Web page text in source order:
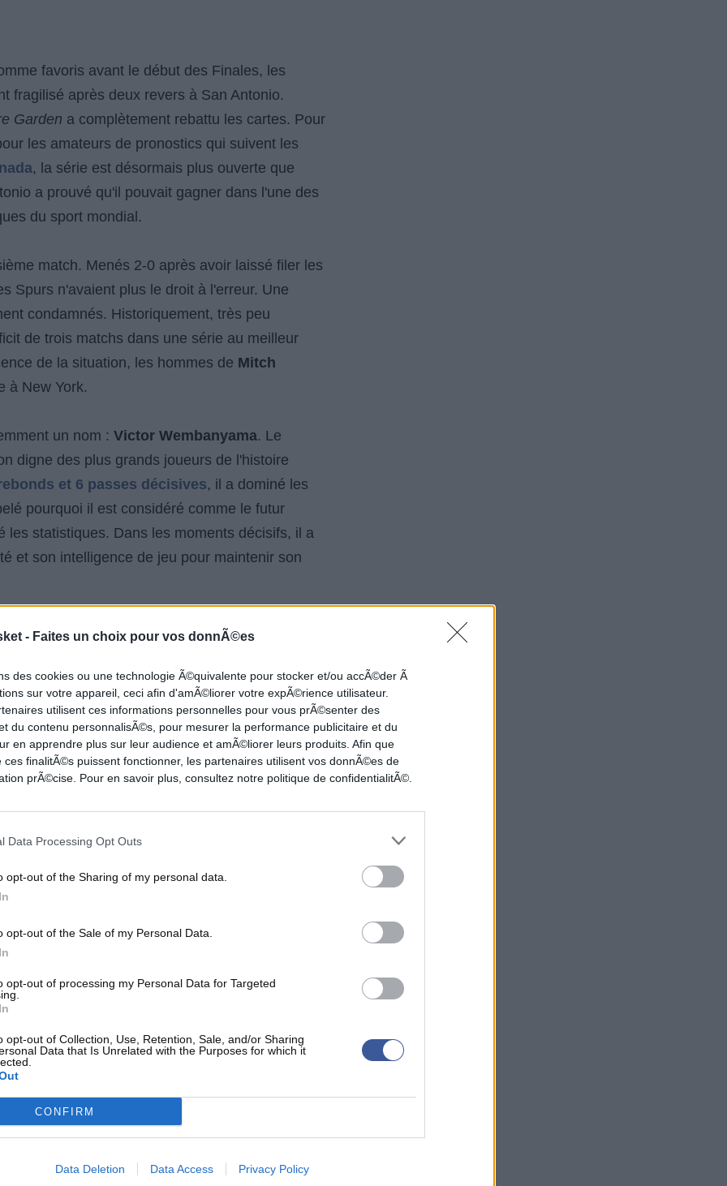
- Faites un choix pour vos donnÃ©es
des cookies ou une technologie Ã©quivalente pour stocker et/ou accÃ©der Ã
sur votre appareil, ceci afin d'amÃ©liorer votre expÃ©rience utilisateur.
utilisent ces informations personnelles pour vous prÃ©senter des
du contenu personnalisÃ©s, pour mesurer la performance publicitaire et du
en apprendre plus sur leur audience et amÃ©liorer leurs produits. Afin que
ces finalitÃ©s puissent fonctionner, les partenaires utilisent vos donnÃ©es de
prÃ©cise. Pour en savoir plus, consultez notre politique de confidentialitÃ©.
Data Processing Opt Outs
opt-out of the Sharing of my personal data.
opt-out of the Sale of my Personal Data.
opt-out of processing my Personal Data for Targeted
opt-out of Collection, Use, Retention, Sale, and/or Sharing
Data that Is Unrelated with the Purposes for which it
CONFIRM
Data Deletion Data Access Privacy Policy
favoris avant le début des Finales, les
fragilisé après deux revers à San Antonio.
Garden a complètement rebattu les cartes. Pour
les amateurs de pronostics qui suivent les
, la série est désormais plus ouverte que
a prouvé qu'il pouvait gagner dans l'une des
du sport mondial.
match. Menés 2-0 après avoir laissé filer les
Spurs n'avaient plus le droit à l'erreur. Une
condamnés. Historiquement, très peu
de trois matchs dans une série au meilleur
de la situation, les hommes de Mitch
à New York.
un nom : Victor Wembanyama. Le
digne des plus grands joueurs de l'histoire
et 6 passes décisives, il a dominé les
pourquoi il est considéré comme le futur
les statistiques. Dans les moments décisifs, il a
et son intelligence de jeu pour maintenir son
de Wembanyama serait injuste. Les
sophomore
décisives dans le quatrième quart-temps.
au tir, a inscrit un panier crucial dans les
des Texans. Cette capacité à trouver plusieurs
plus grande force de San Antonio dans cette
concerne l'aspect psychologique. Le
premier match des Finales NBA à domicile
atmosphère exceptionnelle. Les Knicks
victoires en playoffs et semblaient portés par
ont fait preuve d'une maturité
adverses sans paniquer avant de reprendre
: PEUVENT-ILS REPRODUIRE CETTE
RENDEZ-VOUS ?
D'abord, l'élan psychologique a clairement
maîtriser totalement la série après deux
que les Spurs refusent d'abdiquer. Le